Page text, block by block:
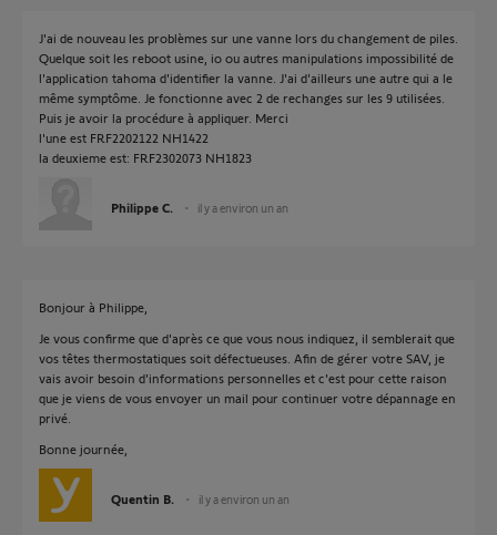
J'ai de nouveau les problèmes sur une vanne lors du changement de piles.
Quelque soit les reboot usine, io ou autres manipulations impossibilité de
l'application tahoma d'identifier la vanne. J'ai d'ailleurs une autre qui a le
même symptôme. Je fonctionne avec 2 de rechanges sur les 9 utilisées.
Puis je avoir la procédure à appliquer. Merci
l'une est FRF2202122 NH1422
la deuxieme est: FRF2302073 NH1823
Philippe C. il y a environ un an
Bonjour à Philippe,
Je vous confirme que d'après ce que vous nous indiquez, il semblerait que
vos têtes thermostatiques soit défectueuses. Afin de gérer votre SAV, je
vais avoir besoin d'informations personnelles et c'est pour cette raison
que je viens de vous envoyer un mail pour continuer votre dépannage en
privé.
Bonne journée,
Quentin B. il y a environ un an